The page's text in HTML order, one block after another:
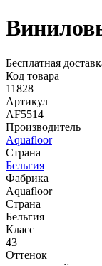
Бесплатная
Код товара
11828
Артикул
AF5514
Производитель
Aquafloor
Страна
Бельгия
Фабрика
Aquafloor
Страна
Бельгия
Класс
43
Оттенок